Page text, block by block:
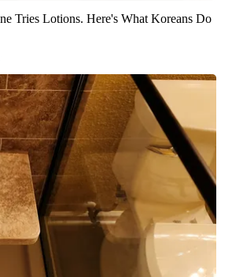
Tries Lotions. Here's What Koreans Do